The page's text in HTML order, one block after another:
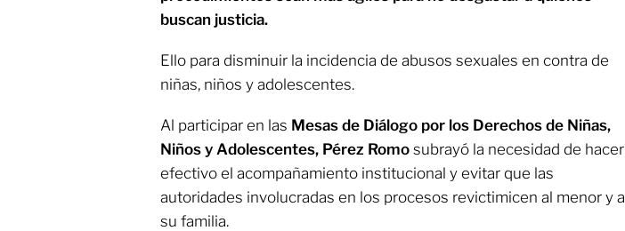
buscan justicia.
Ello para disminuir la incidencia de abusos sexuales en contra de
niñas, niños y adolescentes.
Al participar en las Mesas de Diálogo por los Derechos de Niñas,
Niños y Adolescentes, Pérez Romo subrayó la necesidad de hacer
efectivo el acompañamiento institucional y evitar que las
autoridades involucradas en los procesos revictimicen al menor y a
su familia.